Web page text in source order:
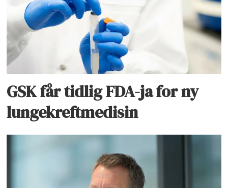
GSK får tidlig FDA-ja for ny
lungekreftmedisin